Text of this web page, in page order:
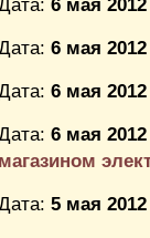
6 мая
6 мая
6 мая
6 мая 2012
магазином
5 мая